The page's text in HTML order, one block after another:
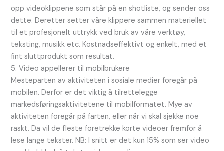
opp videoklippene som står på en shotliste, og sender oss
dette. Deretter setter våre klippere sammen materiellet
til et profesjonelt uttrykk ved bruk av våre verktøy,
teksting, musikk etc. Kostnadseffektivt og enkelt, med et
fint sluttprodukt som resultat.
5. Video appellerer til mobilbrukere
Mesteparten av aktiviteten i sosiale medier foregår på
mobilen. Derfor er det viktig å tilrettelegge
markedsføringsaktivitetene til mobilformatet. Mye av
aktiviteten foregår på farten, eller når vi skal sjekke noe
raskt. Da vil de fleste foretrekke korte videoer fremfor å
lese lange tekster. NB: I snitt er det kun 15% som ser video